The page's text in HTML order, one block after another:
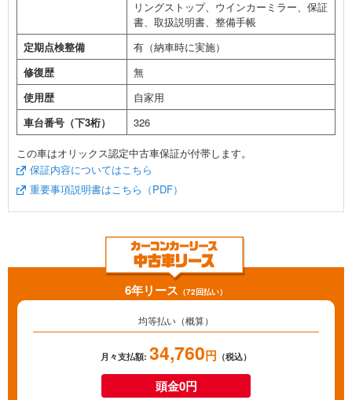
リングストップ、ウインカーミラー、保証
書、取扱説明書、整備手帳
定期点検整備
有（納車時に実施）
修復歴
無
使用歴
自家用
車台番号（下3桁）
326
この車はオリックス認定中古車保証が付帯します。
保証内容についてはこちら
重要事項説明書はこちら（PDF）
6年リース （72回払い）
均等払い（概算）
月々支払額: 34,760円 （税込）
頭金0円